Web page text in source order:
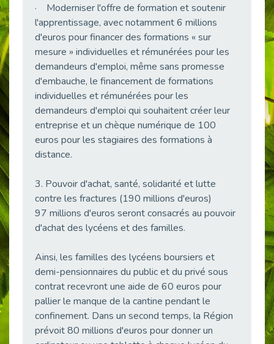
Publié le 09/03/2026
Publié le 09/03/2026
Le Tournesol : Ce symbole discret qui change la vie des personnes en situation de handicap invisible
Publié le 03/03/2026
Publié le 02/03/2026
Réforme du CPF 2026 : Ce qui change ce printemps pour vos droits à la formation
Publié le 26/02/2026
Sport2Job Clichy : Quand le terrain devient le plus beau des bureaux
Publié le 25/02/2026
Le TIH : L'Expertise au Service de l'Inclusion
Publié le 24/02/2026
Publié le 24/02/2026
Prévention de l’inaptitude : Anticiper pour ne pas subir grâce au duo Médecine du Travail & Cap Emploi 92
Publié le 20/02/2026
· Moderniser l'offre de formation et soutenir
l'apprentissage, avec notamment 6 millions
d'euros pour financer des formations « sur
mesure » individuelles et rémunérées pour les
demandeurs d'emploi, même sans promesse
d'embauche, le financement de formations
individuelles et rémunérées pour les
demandeurs d'emploi qui souhaitent créer leur
entreprise et un chèque numérique de 100
euros pour les stagiaires des formations à
distance.
3. Pouvoir d'achat, santé, solidarité et lutte
contre les fractures (190 millions d'euros)
97 millions d'euros seront consacrés au pouvoir
d'achat des lycéens et des familles.
Ainsi, les familles des lycéens boursiers et
demi-pensionnaires du public et du privé sous
contrat recevront une aide de 60 euros pour
pallier le manque de la cantine pendant le
confinement. Dans un second temps, la Région
prévoit 80 millions d'euros pour donner un